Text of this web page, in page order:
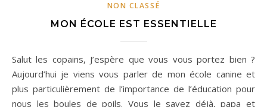
NON CLASSÉ
MON ÉCOLE EST ESSENTIELLE
Salut les copains, J’espère que vous vous portez bien ?
Aujourd’hui je viens vous parler de mon école canine et
plus particulièrement de l’importance de l’éducation pour
nous les boules de poils. Vous le savez déjà, papa et